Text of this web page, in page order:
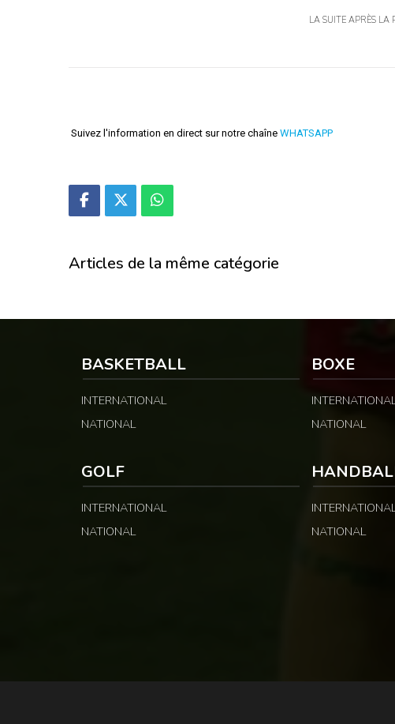
LA SUITE APRÈS LA
Suivez l'information en direct sur notre chaîne WHATSAPP
Articles de la même catégorie
BASKETBALL
INTERNATIONAL
NATIONAL
BOXE
NATIONAL
GOLF
INTERNATIONAL
NATIONAL
NATIONAL